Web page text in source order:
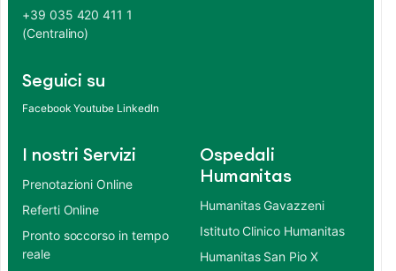
+39 035 420 411 1
(Centralino)
Seguici su
Facebook Youtube LinkedIn
I nostri Servizi
Prenotazioni Online
Referti Online
Pronto soccorso in tempo
reale
Ospedali
Humanitas
Humanitas Gavazzeni
Istituto Clinico Humanitas
Humanitas San Pio X